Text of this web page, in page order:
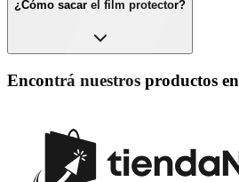
¿Cómo sacar el film protector?
Encontrá nuestros productos en